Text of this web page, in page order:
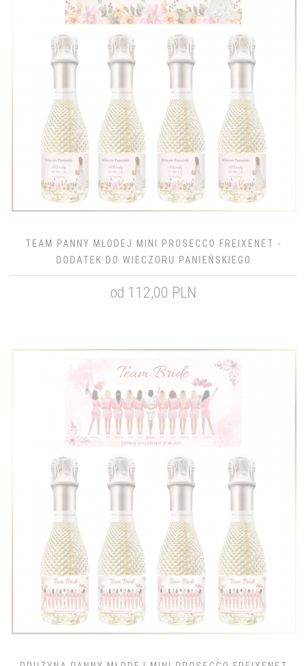
TEAM PANNY MŁODEJ MINI PROSECCO FREIXENET -
DODATEK DO WIECZORU PANIEŃSKIEGO
od 112,00 PLN